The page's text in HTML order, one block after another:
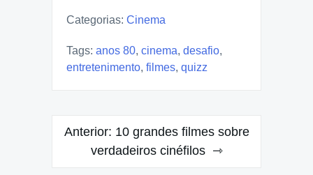
Categorias: Cinema
Tags: anos 80, cinema, desafio,
entretenimento, filmes, quizz
Navegação
Anterior: 10 grandes filmes sobre
verdadeiros cinéfilos